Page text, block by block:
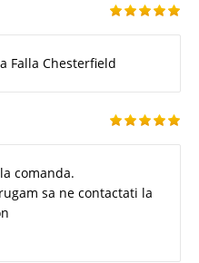
Falla Chesterfield
comanda.
sa ne contactati la